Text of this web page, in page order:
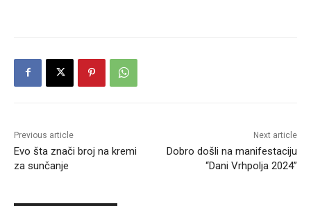
Previous article
Evo šta znači broj na kremi
za sunčanje
Next article
Dobro došli na manifestaciju
“Dani Vrhpolja 2024”